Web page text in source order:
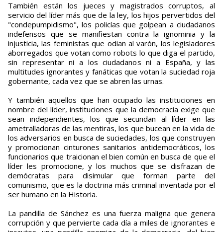
También están los jueces y magistrados corruptos, al
servicio del líder más que de la ley, los hijos pervertidos del
"condepumpidismo", los policías que golpean a ciudadanos
indefensos que se manifiestan contra la ignominia y la
injusticia, las feministas que odian al varón, los legisladores
aborregados que votan como robots lo que diga el partido,
sin representar ni a los ciudadanos ni a España, y las
multitudes ignorantes y fanáticas que votan la suciedad roja
gobernante, cada vez que se abren las urnas.
Y también aquellos que han ocupado las instituciones en
nombre del líder, instituciones que la democracia exige que
sean independientes, los que secundan al líder en las
ametralladoras de las mentiras, los que bucean en la vida de
los adversarios en busca de suciedades, los que construyen
y promocionan cinturones sanitarios antidemocráticos, los
funcionarios que traicionan el bien común en busca de que el
líder les promocione, y los muchos que se disfrazan de
demócratas para disimular que forman parte del
comunismo, que es la doctrina más criminal inventada por el
ser humano en la Historia.
La pandilla de Sánchez es una fuerza maligna que genera
corrupción y que pervierte cada día a miles de ignorantes e